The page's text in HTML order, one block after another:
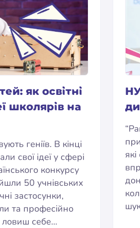
як освітні
школярів на
геніїв. В кінці
свої ідеї у сфері
конкурсу
50 учнівських
застосунки,
та професійно
ловиш себе…